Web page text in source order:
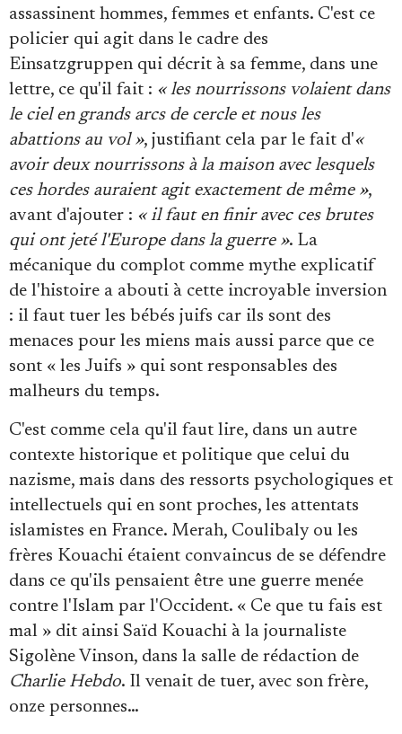
assassinent hommes, femmes et enfants. C'est ce
policier qui agit dans le cadre des
Einsatzgruppen qui décrit à sa femme, dans une
lettre, ce qu'il fait : « les nourrissons volaient dans
le ciel en grands arcs de cercle et nous les
abattions au vol », justifiant cela par le fait d'«
avoir deux nourrissons à la maison avec lesquels
ces hordes auraient agit exactement de même »,
avant d'ajouter : « il faut en finir avec ces brutes
qui ont jeté l'Europe dans la guerre ». La
mécanique du complot comme mythe explicatif
de l'histoire a abouti à cette incroyable inversion
: il faut tuer les bébés juifs car ils sont des
menaces pour les miens mais aussi parce que ce
sont « les Juifs » qui sont responsables des
malheurs du temps.
C'est comme cela qu'il faut lire, dans un autre
contexte historique et politique que celui du
nazisme, mais dans des ressorts psychologiques et
intellectuels qui en sont proches, les attentats
islamistes en France. Merah, Coulibaly ou les
frères Kouachi étaient convaincus de se défendre
dans ce qu'ils pensaient être une guerre menée
contre l'Islam par l'Occident. « Ce que tu fais est
mal » dit ainsi Saïd Kouachi à la journaliste
Sigolène Vinson, dans la salle de rédaction de
Charlie Hebdo. Il venait de tuer, avec son frère,
onze personnes…